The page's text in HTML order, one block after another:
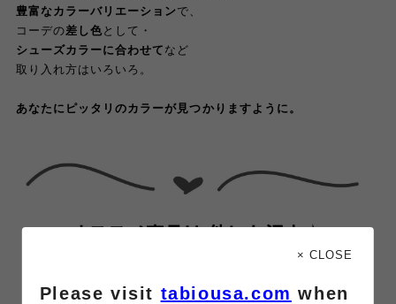
豊富なカラーバリエーションで、
コーデの差し色 として・
シューズカラーに合わせて など
取り入れ方はいろいろ。
あなたにピッタリのカラーが見つかりますように。
× CLOSE
Please visit tabiousa.com when